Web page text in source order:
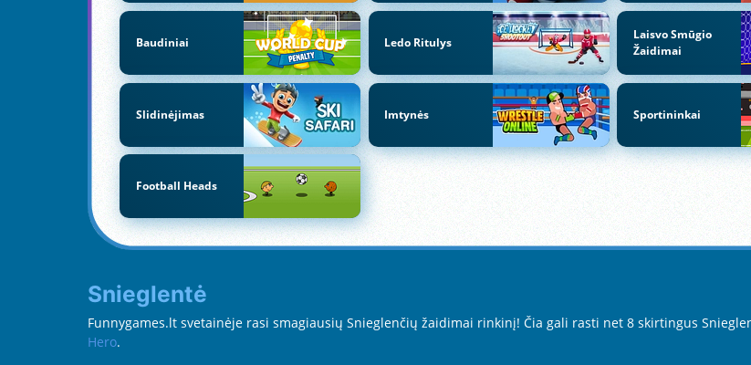
Baudiniai Ledo Ritulys
Laisvo Smūgio
Žaidimai
Slidinėjimas Imtynės Sportininkai
Football Heads
Snieglentė
Funnygames.lt svetainėje rasi smagiausių Snieglenčių žaidimai rinkinį! Čia gali rasti net 8 skirtingus
Hero.